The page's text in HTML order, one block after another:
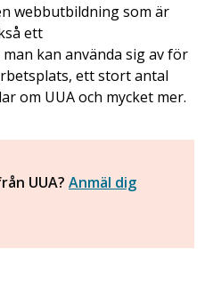
webbutbildning som är
ett
kan använda sig av för
ett stort antal
om UUA och mycket mer.
UUA? Anmäl dig